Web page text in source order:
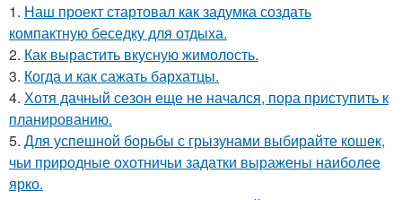
1. Наш проект стартовал как задумка создать
компактную беседку для отдыха.
2. Как вырастить вкусную жимолость.
3. Когда и как сажать бархатцы.
4. Хотя дачный сезон еще не начался, пора приступить к
планированию.
5. Для успешной борьбы с грызунами выбирайте кошек,
чьи природные охотничьи задатки выражены наиболее
ярко.